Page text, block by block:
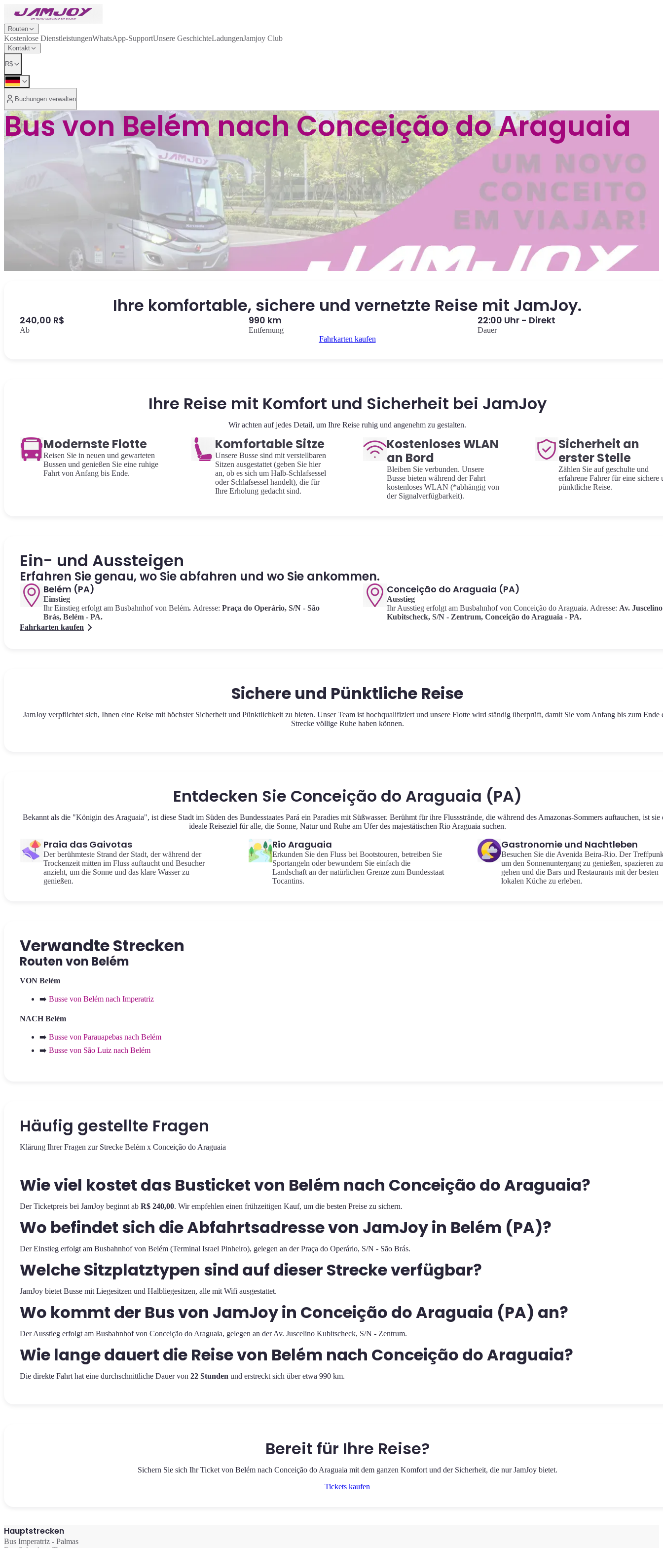
Routen
Kostenlose DienstleistungenWhatsApp-SupportUnsere GeschichteLadungenJamjoy Club
Kontakt
R$
Buchungen verwalten
Bus von Belém nach Conceição do Araguaia
Ihre komfortable, sichere und vernetzte Reise mit JamJoy.
240,00 R$
Ab
990 km
Entfernung
22:00 Uhr - Direkt
Dauer
Fahrkarten kaufen
Ihre Reise mit Komfort und Sicherheit bei JamJoy
Wir achten auf jedes Detail, um Ihre Reise ruhig und angenehm zu gestalten.
Modernste Flotte
Reisen Sie in neuen und gewarteten
Bussen und genießen Sie eine ruhige
Fahrt von Anfang bis Ende.
Komfortable Sitze
Unsere Busse sind mit verstellbaren
Sitzen ausgestattet (geben Sie hier
an, ob es sich um Halb-Schlafsessel
oder Schlafsessel handelt), die für
Ihre Erholung gedacht sind.
Kostenloses WLAN
an Bord
Bleiben Sie verbunden. Unsere
Busse bieten während der Fahrt
kostenloses WLAN (*abhängig von
der Signalverfügbarkeit).
Sicherheit an
erster Stelle
Zählen Sie auf geschulte und
erfahrene Fahrer für eine sichere
pünktliche Reise.
Ein- und Aussteigen
Erfahren Sie genau, wo Sie abfahren und wo Sie ankommen.
Belém (PA)
Einstieg
Ihr Einstieg erfolgt am Busbahnhof von Belém. Adresse: Praça do Operário, S/N - São
Brás, Belém - PA.
Conceição do Araguaia (PA)
Ausstieg
Ihr Ausstieg erfolgt am Busbahnhof von Conceição do Araguaia. Adresse: Av. Juscelino
Kubitscheck, S/N - Zentrum, Conceição do Araguaia - PA.
Fahrkarten kaufen
Sichere und Pünktliche Reise
JamJoy verpflichtet sich, Ihnen eine Reise mit höchster Sicherheit und Pünktlichkeit zu bieten. Unser Team ist hochqualifiziert und unsere Flotte wird ständig überprüft, damit Sie vom Anfang bis zum Ende
Strecke völlige Ruhe haben können.
Entdecken Sie Conceição do Araguaia (PA)
Bekannt als die "Königin des Araguaia", ist diese Stadt im Süden des Bundesstaates Pará ein Paradies mit Süßwasser. Berühmt für ihre Flussstrände, die während des Amazonas-Sommers auftauchen, ist sie
ideale Reiseziel für alle, die Sonne, Natur und Ruhe am Ufer des majestätischen Rio Araguaia suchen.
Praia das Gaivotas
Der berühmteste Strand der Stadt, der während der
Trockenzeit mitten im Fluss auftaucht und Besucher
anzieht, um die Sonne und das klare Wasser zu
genießen.
Rio Araguaia
Erkunden Sie den Fluss bei Bootstouren, betreiben Sie
Sportangeln oder bewundern Sie einfach die
Landschaft an der natürlichen Grenze zum Bundesstaat
Tocantins.
Gastronomie und Nachtleben
Besuchen Sie die Avenida Beira-Rio. Der
um den Sonnenuntergang zu genießen, spazieren zu
gehen und die Bars und Restaurants mit der besten
lokalen Küche zu erleben.
Verwandte Strecken
Routen von Belém
VON Belém
➡️ Busse von Belém nach Imperatriz
NACH Belém
➡️ Busse von Parauapebas nach Belém
➡️ Busse von São Luiz nach Belém
Häufig gestellte Fragen
Klärung Ihrer Fragen zur Strecke Belém x Conceição do Araguaia
Wie viel kostet das Busticket von Belém nach Conceição do Araguaia?
Der Ticketpreis bei JamJoy beginnt ab R$ 240,00. Wir empfehlen einen frühzeitigen Kauf, um die besten Preise zu sichern.
Wo befindet sich die Abfahrtsadresse von JamJoy in Belém (PA)?
Der Einstieg erfolgt am Busbahnhof von Belém (Terminal Israel Pinheiro), gelegen an der Praça do Operário, S/N - São Brás.
Welche Sitzplatztypen sind auf dieser Strecke verfügbar?
JamJoy bietet Busse mit Liegesitzen und Halbliegesitzen, alle mit Wifi ausgestattet.
Wo kommt der Bus von JamJoy in Conceição do Araguaia (PA) an?
Der Ausstieg erfolgt am Busbahnhof von Conceição do Araguaia, gelegen an der Av. Juscelino Kubitscheck, S/N - Zentrum.
Wie lange dauert die Reise von Belém nach Conceição do Araguaia?
Die direkte Fahrt hat eine durchschnittliche Dauer von 22 Stunden und erstreckt sich über etwa 990 km.
Bereit für Ihre Reise?
Sichern Sie sich Ihr Ticket von Belém nach Conceição do Araguaia mit dem ganzen Komfort und der Sicherheit, die nur JamJoy bietet.
Tickets kaufen
Hauptstrecken
Bus Imperatriz - Palmas